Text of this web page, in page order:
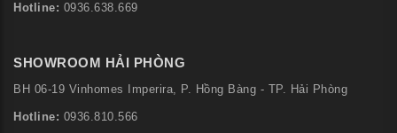
Hotline: 0936.638.669
SHOWROOM HẢI PHÒNG
BH 06-19 Vinhomes Imperira, P. Hồng Bàng - TP. Hải Phòng
Hotline: 0936.810.566